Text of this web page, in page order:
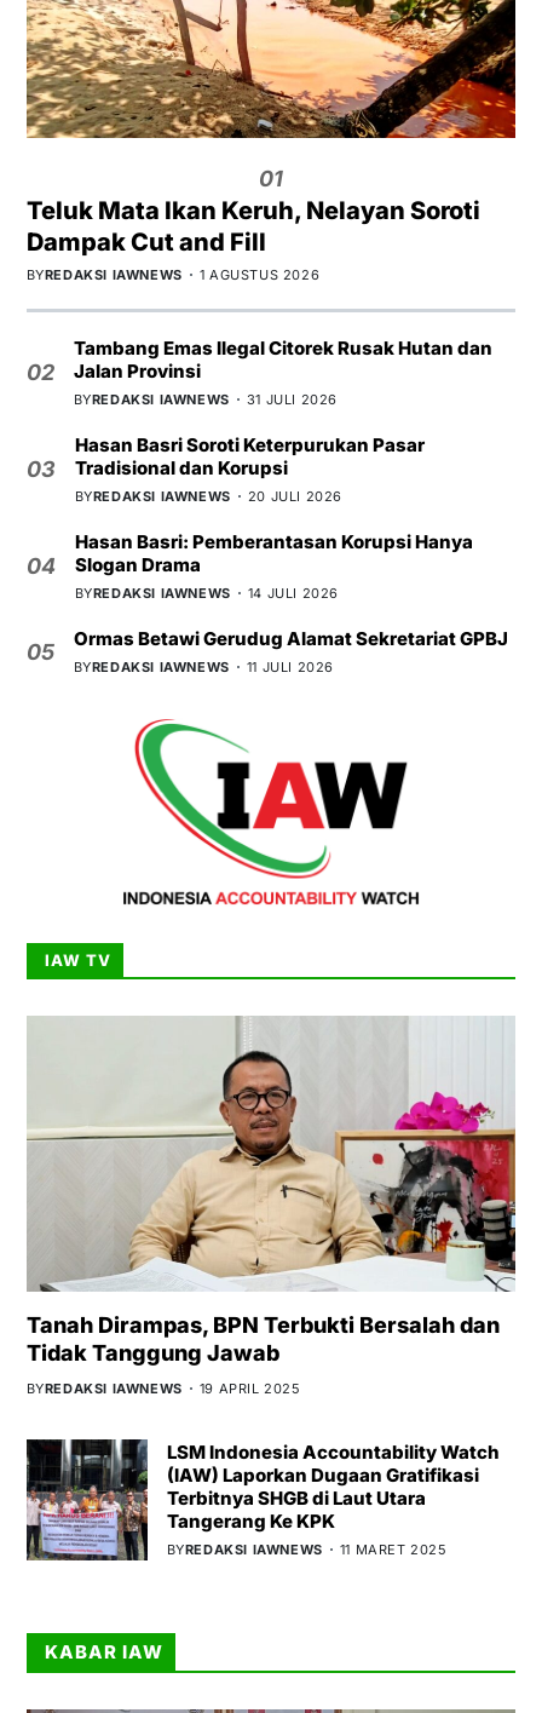
01
Teluk Mata Ikan Keruh, Nelayan Soroti
Dampak Cut and Fill
BYREDAKSI IAWNEWS 1 AGUSTUS 2026
02
Tambang Emas Ilegal Citorek Rusak Hutan dan
Jalan Provinsi
BYREDAKSI IAWNEWS 31 JULI 2026
03
Hasan Basri Soroti Keterpurukan Pasar
Tradisional dan Korupsi
BYREDAKSI IAWNEWS 20 JULI 2026
04
Hasan Basri: Pemberantasan Korupsi Hanya
Slogan Drama
BYREDAKSI IAWNEWS 14 JULI 2026
05
Ormas Betawi Gerudug Alamat Sekretariat GPBJ
BYREDAKSI IAWNEWS 11 JULI 2026
IAW TV
Tanah Dirampas, BPN Terbukti Bersalah dan
Tidak Tanggung Jawab
BYREDAKSI IAWNEWS 19 APRIL 2025
LSM Indonesia Accountability Watch
(IAW) Laporkan Dugaan Gratifikasi
Terbitnya SHGB di Laut Utara
Tangerang Ke KPK
BYREDAKSI IAWNEWS 11 MARET 2025
KABAR IAW